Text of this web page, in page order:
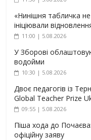
«Нинішня табличка не
ініціювали
11:00 | 5.08.2026
У Зборові
водойми
10:30 | 5.08.2026
Двоє педагогів із
Global Teacher Prize
09:55 | 5.08.2026
Піша хода до
офіційну заяву